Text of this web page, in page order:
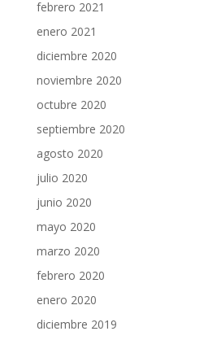
febrero 2021
enero 2021
diciembre 2020
noviembre 2020
octubre 2020
septiembre 2020
agosto 2020
julio 2020
junio 2020
mayo 2020
marzo 2020
febrero 2020
enero 2020
diciembre 2019